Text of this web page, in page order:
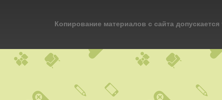
Копирование материалов с сайта